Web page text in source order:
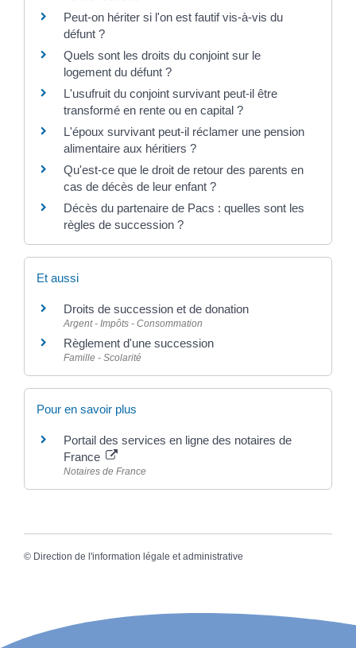
Peut-on hériter si l'on est fautif vis-à-vis du
défunt ?
Quels sont les droits du conjoint sur le
logement du défunt ?
L'usufruit du conjoint survivant peut-il être
transformé en rente ou en capital ?
L'époux survivant peut-il réclamer une pension
alimentaire aux héritiers ?
Qu'est-ce que le droit de retour des parents en
cas de décès de leur enfant ?
Décès du partenaire de Pacs : quelles sont les
règles de succession ?
Et aussi
Droits de succession et de donation
Argent - Impôts - Consommation
Règlement d'une succession
Famille - Scolarité
Pour en savoir plus
Portail des services en ligne des notaires de
France
Notaires de France
© Direction de l'information légale et administrative